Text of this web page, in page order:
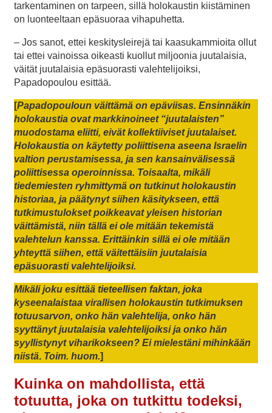
tarkentaminen on tarpeen, sillä holokaustin kiistäminen
on luonteeltaan epäsuoraa vihapuhetta.
– Jos sanot, ettei keskitysleirejä tai kaasukammioita ollut
tai ettei vainoissa oikeasti kuollut miljoonia juutalaisia,
väität juutalaisia epäsuorasti valehtelijoiksi,
Papadopoulou esittää.
[Papadopouloun väittämä on epäviisas. Ensinnäkin
holokaustia ovat markkinoineet “juutalaisten”
muodostama eliitti, eivät kollektiiviset juutalaiset.
Holokaustia on käytetty poliittisena aseena Israelin
valtion perustamisessa, ja sen kansainvälisessä
poliittisessa operoinnissa. Toisaalta, mikäli
tiedemiesten ryhmittymä on tutkinut holokaustin
historiaa, ja päätynyt siihen käsitykseen, että
tutkimustulokset poikkeavat yleisen historian
väittämistä, niin tällä ei ole mitään tekemistä
valehtelun kanssa. Erittäinkin sillä ei ole mitään
yhteyttä siihen, että väitettäisiin juutalaisia
epäsuorasti valehtelijoiksi.
Mikäli joku esittää tieteellisen faktan, joka
kyseenalaistaa virallisen holokaustin tutkimuksen
totuusarvon, onko hän valehtelija, onko hän
syyttänyt juutalaisia valehtelijoiksi ja onko hän
syyllistynyt viharikokseen? Ei mielestäni mihinkään
niistä. Toim. huom.]
Kuinka on mahdollista, että
totuutta, joka on tutkittu todeksi,